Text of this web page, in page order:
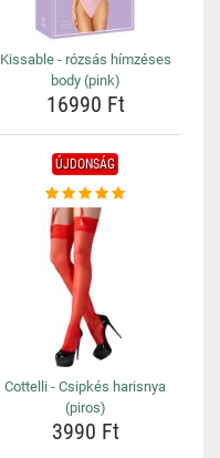
Kissable - rózsás hímzéses
body (pink)
16990 Ft
ÚJDONSÁG
Cottelli - Csipkés harisnya
(piros)
3990 Ft